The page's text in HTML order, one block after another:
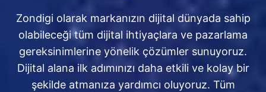
Zondigi olarak markanızın dijital dünyada sahip
olabileceği tüm dijital ihtiyaçlara ve pazarlama
gereksinimlerine yönelik çözümler sunuyoruz.
Dijital alana ilk adımınızı daha etkili ve kolay bir
şekilde atmanıza yardımcı oluyoruz. Tüm